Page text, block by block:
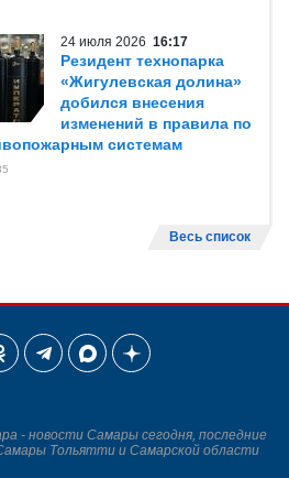
24 июля 2026 16:17
Резидент технопарка
«Жигулевская долина»
добился внесения
изменений в правила по
системам
Весь список
- новости Самары сегодня, последние
Тольятти и Самарской области